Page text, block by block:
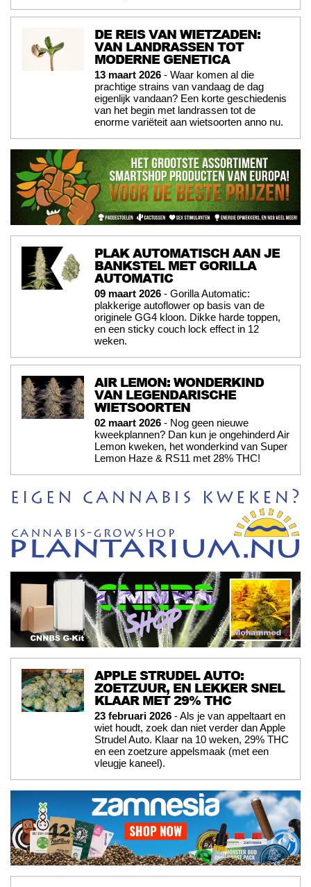
DE REIS VAN WIETZADEN:
VAN LANDRASSEN TOT
MODERNE GENETICA
13 maart 2026 - Waar komen al die
prachtige strains van vandaag de dag
eigenlijk vandaan? Een korte geschiedenis
van het begin met landrassen tot de
enorme variëteit aan wietsoorten anno nu.
PLAK AUTOMATISCH AAN JE
BANKSTEL MET GORILLA
AUTOMATIC
09 maart 2026 - Gorilla Automatic:
plakkerige autoflower op basis van de
originele GG4 kloon. Dikke harde toppen,
en een sticky couch lock effect in 12
weken.
AIR LEMON: WONDERKIND
VAN LEGENDARISCHE
WIETSOORTEN
02 maart 2026 - Nog geen nieuwe
kweekplannen? Dan kun je ongehinderd Air
Lemon kweken, het wonderkind van Super
Lemon Haze & RS11 met 28% THC!
APPLE STRUDEL AUTO:
ZOETZUUR, EN LEKKER SNEL
KLAAR MET 29% THC
23 februari 2026 - Als je van appeltaart en
wiet houdt, zoek dan niet verder dan Apple
Strudel Auto. Klaar na 10 weken, 29% THC
en een zoetzure appelsmaak (met een
vleugje kaneel).